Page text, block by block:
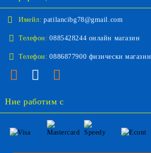
Имейл: patilancibg78@gmail.com
Телефон: 0885428244 онлайн магазин
Телефон: 0886877900 физически магазин
Ние работим с